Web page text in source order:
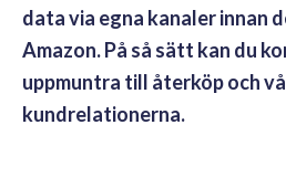
data via egna kanaler innan
Amazon. På så sätt kan du
uppmuntra till återköp och
kundrelationerna.